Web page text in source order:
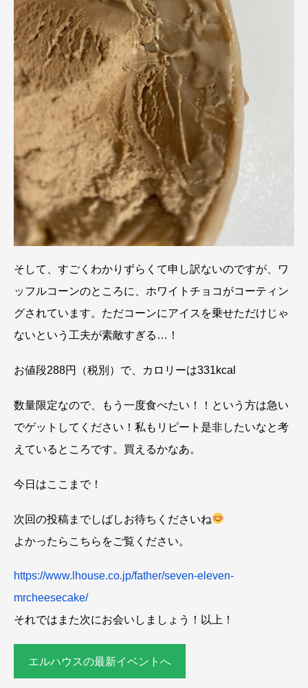
そして、すごくわかりずらくて申し訳ないのですが、ワ
ッフルコーンのところに、ホワイトチョコがコーティン
グされています。ただコーンにアイスを乗せただけじゃ
ないという工夫が素敵すぎる…！
お値段288円（税別）で、カロリーは331kcal
数量限定なので、もう一度食べたい！！という方は急い
でゲットしてください！私もリピート是非したいなと考
えているところです。買えるかなあ。
今日はここまで！
次回の投稿までしばしお待ちくださいね
よかったらこちらをご覧ください。
https://www.lhouse.co.jp/father/seven-eleven-
mrcheesecake/
それではまた次にお会いしましょう！以上！
エルハウスの最新イベントへ